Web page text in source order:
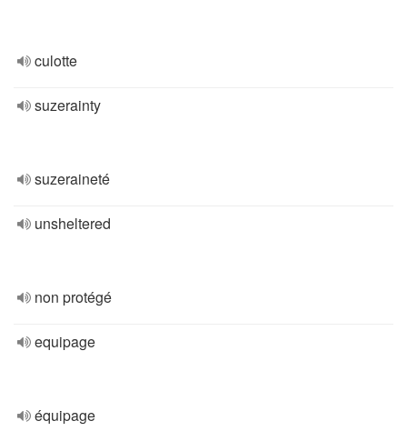
culotte
suzerainty
suzeraineté
unsheltered
non protégé
equipage
équipage